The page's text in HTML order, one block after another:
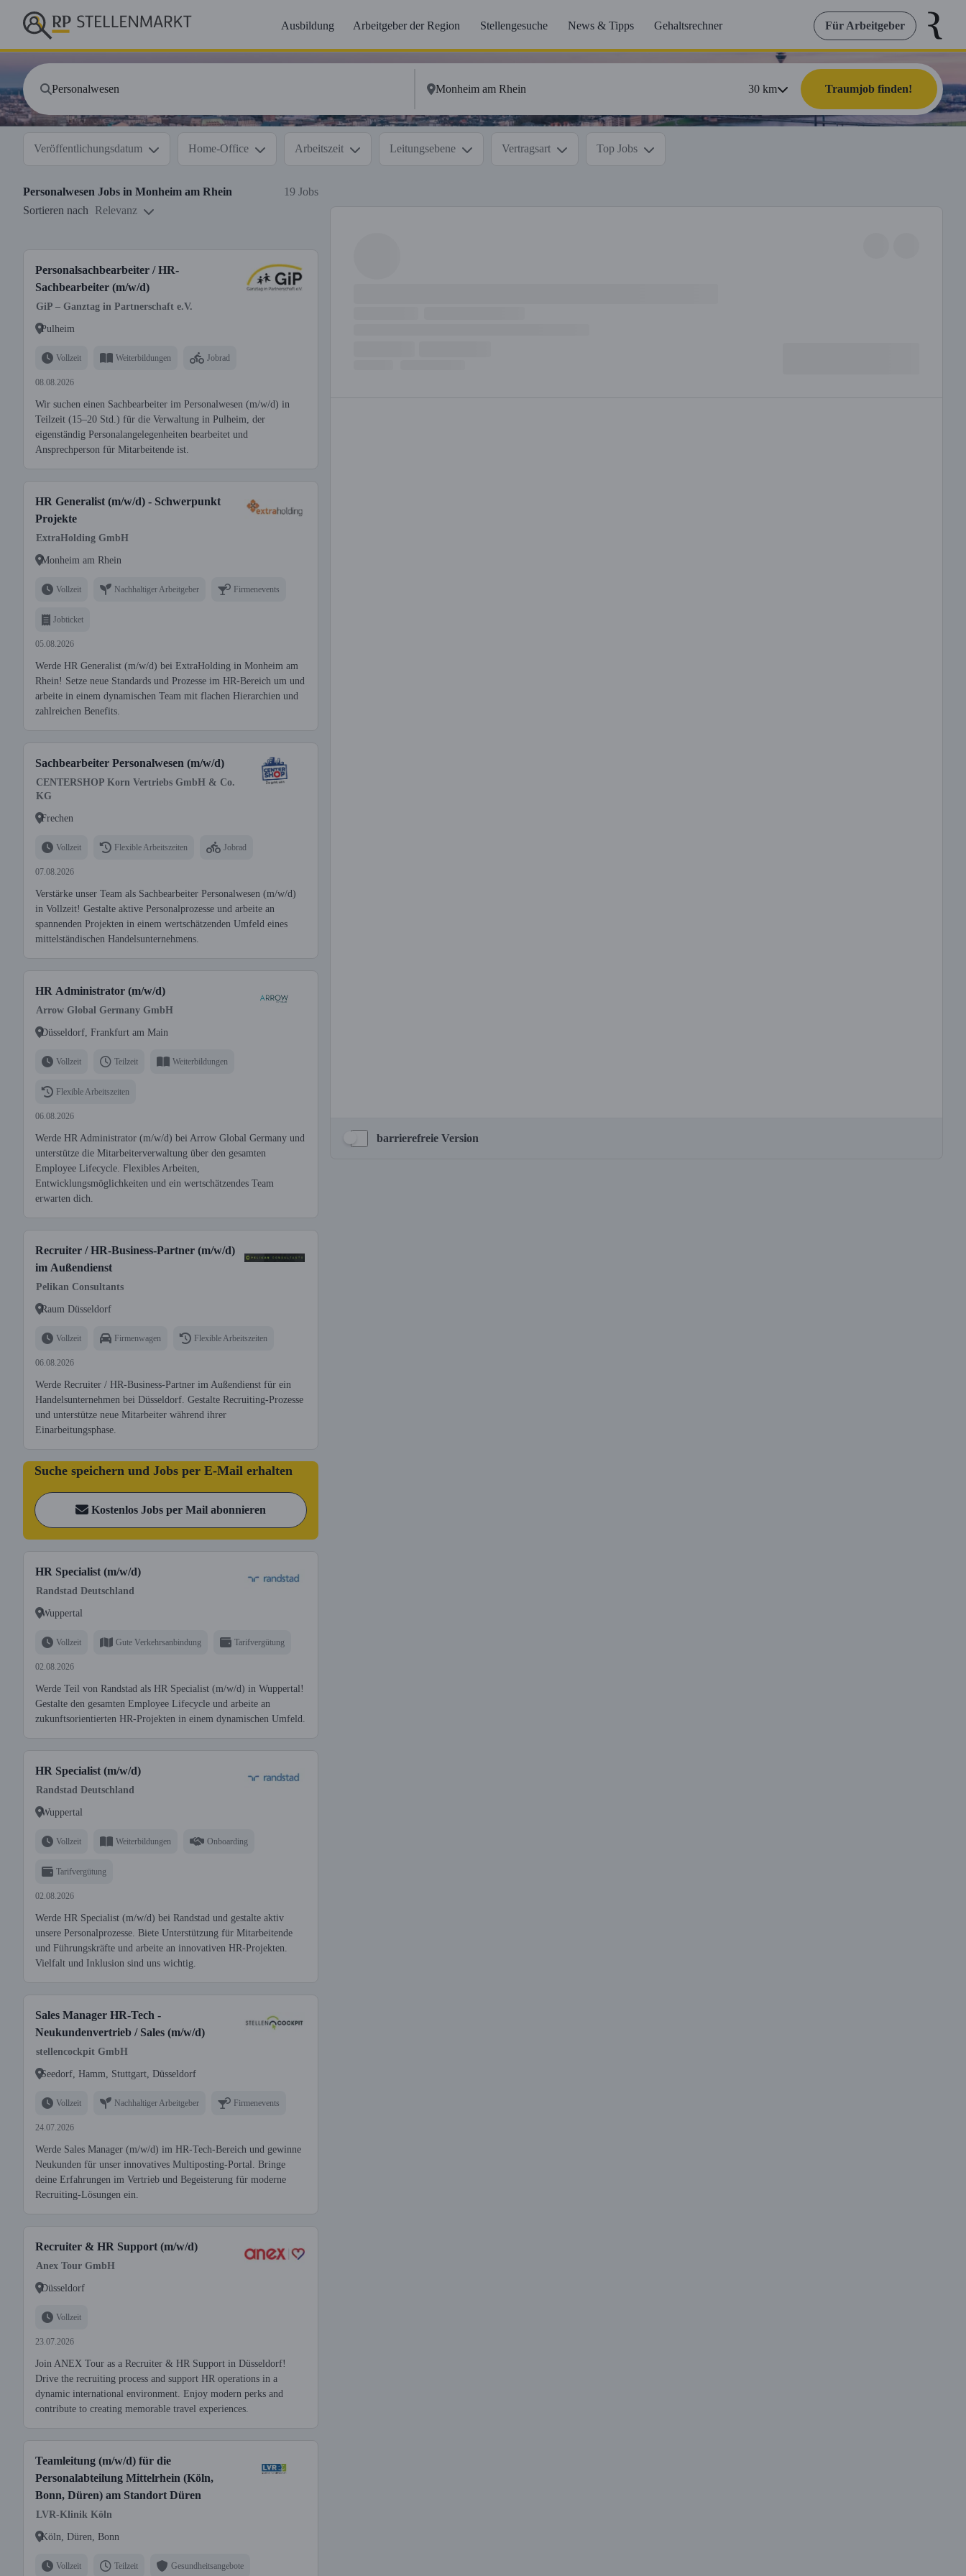
Ausbildung Arbeitgeber der Region Stellengesuche News & Tipps Gehaltsrechner Für Arbeitgeber
30km Traumjob finden!
Veröffentlichungsdatum Home-Office Arbeitszeit Leitungsebene Vertragsart Top Jobs
Personalwesen Jobs in Monheim am Rhein
19 Jobs
Sortieren nach
Relevanz
Personalsachbearbeiter / HR-
Sachbearbeiter (m/w/d)
GiP – Ganztag in Partnerschaft e.V.
Pulheim
Vollzeit Weiterbildungen Jobrad
08.08.2026
Wir suchen einen Sachbearbeiter im Personalwesen (m/w/d) in
Teilzeit (15–20 Std.) für die Verwaltung in Pulheim, der
eigenständig Personalangelegenheiten bearbeitet und
Ansprechperson für Mitarbeitende ist.
HR Generalist (m/w/d) - Schwerpunkt
Projekte
ExtraHolding GmbH
Monheim am Rhein
Vollzeit Nachhaltiger Arbeitgeber Firmenevents
Jobticket
05.08.2026
Werde HR Generalist (m/w/d) bei ExtraHolding in Monheim am
Rhein! Setze neue Standards und Prozesse im HR-Bereich um und
arbeite in einem dynamischen Team mit flachen Hierarchien und
zahlreichen Benefits.
Sachbearbeiter Personalwesen (m/w/d)
CENTERSHOP Korn Vertriebs GmbH & Co.
KG
Frechen
Vollzeit Flexible Arbeitszeiten Jobrad
07.08.2026
Verstärke unser Team als Sachbearbeiter Personalwesen (m/w/d)
in Vollzeit! Gestalte aktive Personalprozesse und arbeite an
spannenden Projekten in einem wertschätzenden Umfeld eines
mittelständischen Handelsunternehmens.
HR Administrator (m/w/d)
Arrow Global Germany GmbH
Düsseldorf, Frankfurt am Main
Vollzeit Teilzeit Weiterbildungen
Flexible Arbeitszeiten
06.08.2026
Werde HR Administrator (m/w/d) bei Arrow Global Germany und
unterstütze die Mitarbeiterverwaltung über den gesamten
Employee Lifecycle. Flexibles Arbeiten,
Entwicklungsmöglichkeiten und ein wertschätzendes Team
erwarten dich.
Recruiter / HR-Business-Partner (m/w/d)
im Außendienst
Pelikan Consultants
Raum Düsseldorf
Vollzeit Firmenwagen Flexible Arbeitszeiten
06.08.2026
Werde Recruiter / HR-Business-Partner im Außendienst für ein
Handelsunternehmen bei Düsseldorf. Gestalte Recruiting-Prozesse
und unterstütze neue Mitarbeiter während ihrer
Einarbeitungsphase.
Suche speichern und Jobs per E-Mail erhalten
Kostenlos Jobs per Mail abonnieren
HR Specialist (m/w/d)
Randstad Deutschland
Wuppertal
Vollzeit Gute Verkehrsanbindung Tarifvergütung
02.08.2026
Werde Teil von Randstad als HR Specialist (m/w/d) in Wuppertal!
Gestalte den gesamten Employee Lifecycle und arbeite an
zukunftsorientierten HR-Projekten in einem dynamischen Umfeld.
HR Specialist (m/w/d)
Randstad Deutschland
Wuppertal
Vollzeit Weiterbildungen Onboarding
Tarifvergütung
02.08.2026
Werde HR Specialist (m/w/d) bei Randstad und gestalte aktiv
unsere Personalprozesse. Biete Unterstützung für Mitarbeitende
und Führungskräfte und arbeite an innovativen HR-Projekten.
Vielfalt und Inklusion sind uns wichtig.
Sales Manager HR-Tech -
Neukundenvertrieb / Sales (m/w/d)
stellencockpit GmbH
Seedorf, Hamm, Stuttgart, Düsseldorf
Vollzeit Nachhaltiger Arbeitgeber Firmenevents
24.07.2026
Werde Sales Manager (m/w/d) im HR-Tech-Bereich und gewinne
Neukunden für unser innovatives Multiposting-Portal. Bringe
deine Erfahrungen im Vertrieb und Begeisterung für moderne
Recruiting-Lösungen ein.
Recruiter & HR Support (m/w/d)
Anex Tour GmbH
Düsseldorf
Vollzeit
23.07.2026
Join ANEX Tour as a Recruiter & HR Support in Düsseldorf!
Drive the recruiting process and support HR operations in a
dynamic international environment. Enjoy modern perks and
contribute to creating memorable travel experiences.
Teamleitung (m/w/d) für die
Personalabteilung Mittelrhein (Köln,
Bonn, Düren) am Standort Düren
LVR-Klinik Köln
Köln, Düren, Bonn
Vollzeit Teilzeit Gesundheitsangebote
barrierefreie Version